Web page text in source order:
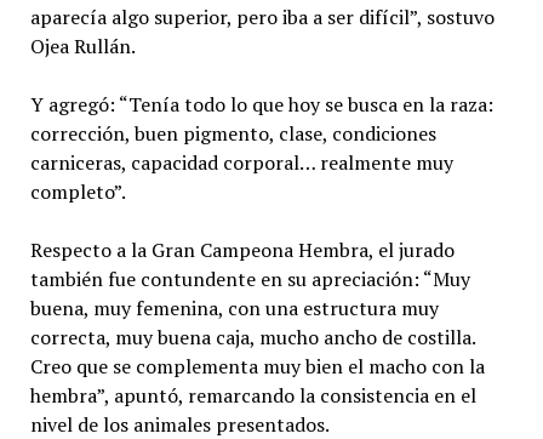
aparecía algo superior, pero iba a ser difícil”, sostuvo
Ojea Rullán.
Y agregó: “Tenía todo lo que hoy se busca en la raza:
corrección, buen pigmento, clase, condiciones
carniceras, capacidad corporal… realmente muy
completo”.
Respecto a la Gran Campeona Hembra, el jurado
también fue contundente en su apreciación: “Muy
buena, muy femenina, con una estructura muy
correcta, muy buena caja, mucho ancho de costilla.
Creo que se complementa muy bien el macho con la
hembra”, apuntó, remarcando la consistencia en el
nivel de los animales presentados.